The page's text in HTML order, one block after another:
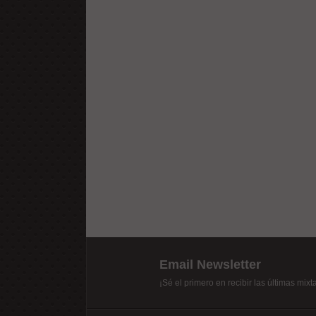
Email Newsletter
¡Sé el primero en recibir las últimas